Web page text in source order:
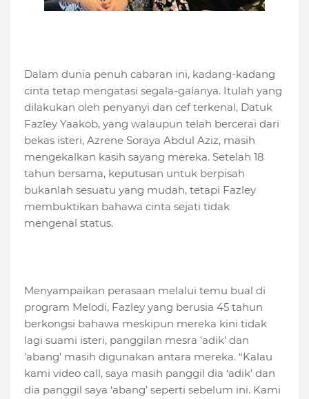
Dalam dunia penuh cabaran ini, kadang-kadang
cinta tetap mengatasi segala-galanya. Itulah yang
dilakukan oleh penyanyi dan cef terkenal, Datuk
Fazley Yaakob, yang walaupun telah bercerai dari
bekas isteri, Azrene Soraya Abdul Aziz, masih
mengekalkan kasih sayang mereka. Setelah 18
tahun bersama, keputusan untuk berpisah
bukanlah sesuatu yang mudah, tetapi Fazley
membuktikan bahawa cinta sejati tidak
mengenal status.
Menyampaikan perasaan melalui temu bual di
program Melodi, Fazley yang berusia 45 tahun
berkongsi bahawa meskipun mereka kini tidak
lagi suami isteri, panggilan mesra 'adik' dan
'abang' masih digunakan antara mereka. “Kalau
kami video call, saya masih panggil dia ‘adik’ dan
dia panggil saya ‘abang’ seperti sebelum ini. Kami